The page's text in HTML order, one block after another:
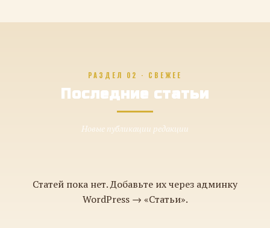
РАЗДЕЛ 02 · СВЕЖЕЕ
Последние статьи
Новые публикации редакции
Статей пока нет. Добавьте их через админку
WordPress → «Статьи».